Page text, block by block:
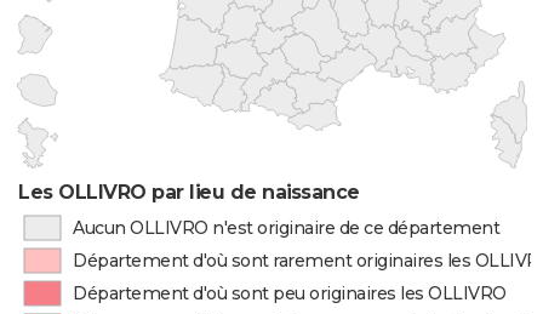
Les OLLIVRO par lieu de naissance
Aucun OLLIVRO n'est originaire de ce département
Département d'où sont rarement originaires les
Département d'où sont peu originaires les OLLIVRO